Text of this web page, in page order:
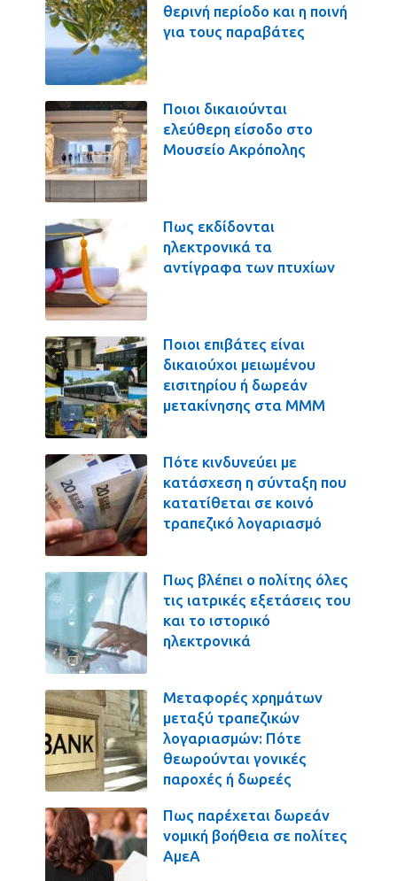
θερινή περίοδο και η ποινή
για τους παραβάτες
Ποιοι δικαιούνται
ελεύθερη είσοδο στο
Μουσείο Ακρόπολης
Πως εκδίδονται
ηλεκτρονικά τα
αντίγραφα των πτυχίων
Ποιοι επιβάτες είναι
δικαιούχοι μειωμένου
εισιτηρίου ή δωρεάν
μετακίνησης στα ΜΜΜ
Πότε κινδυνεύει με
κατάσχεση η σύνταξη που
κατατίθεται σε κοινό
τραπεζικό λογαριασμό
Πως βλέπει ο πολίτης όλες
τις ιατρικές εξετάσεις του
και το ιστορικό
ηλεκτρονικά
Μεταφορές χρημάτων
μεταξύ τραπεζικών
λογαριασμών: Πότε
θεωρούνται γονικές
παροχές ή δωρεές
Πως παρέχεται δωρεάν
νομική βοήθεια σε πολίτες
ΑμεΑ